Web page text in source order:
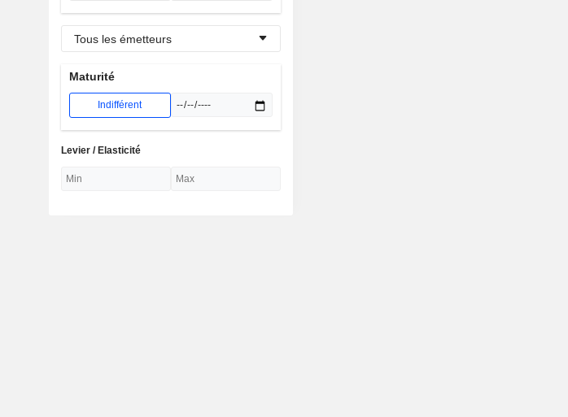
Tous les émetteurs
Maturité
Indifférent
Levier / Elasticité